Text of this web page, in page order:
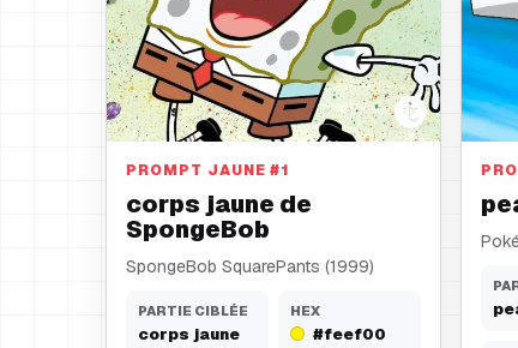
corps jaune
PROMPT JAUNE #1
corps jaune de
SpongeBob
SpongeBob SquarePants (1999)
PARTIE CIBLÉE
corps jaune
HEX
#feef00